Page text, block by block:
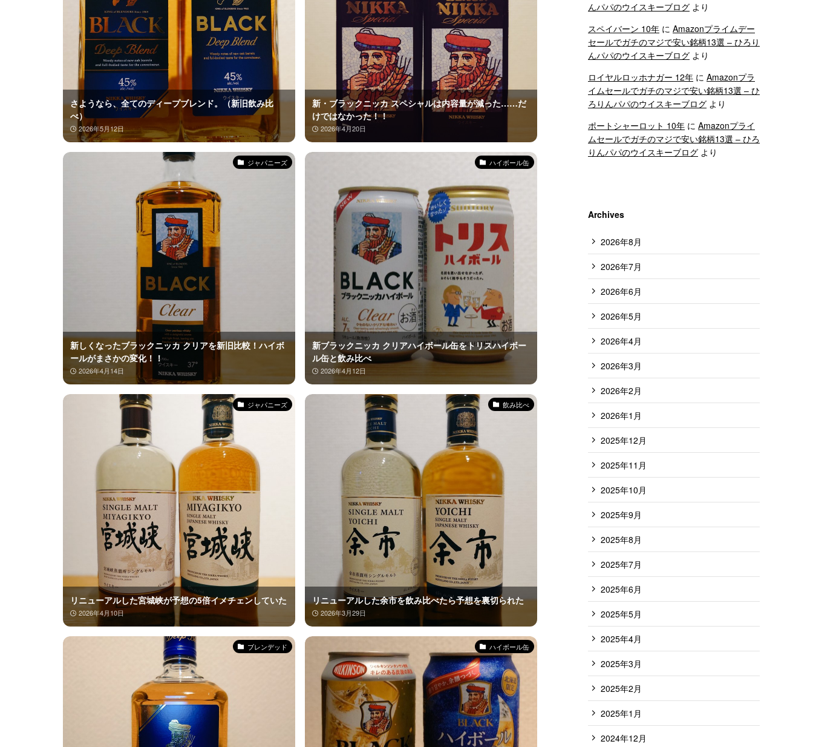
さようなら、全てのディープブレンド。（新旧飲み比
べ）
2026年5月12日
新・ブラックニッカ スペシャルは内容量が減った……だ
けではなかった！！
2026年4月20日
ジャパニーズ
新しくなったブラックニッカ クリアを新旧比較！ハイボ
ールがまさかの変化！！
2026年4月14日
ハイボール缶
新ブラックニッカ クリアハイボール缶をトリスハイボー
ル缶と飲み比べ
2026年4月12日
ジャパニーズ
リニューアルした宮城峡が予想の5倍イメチェンしていた
2026年4月10日
飲み比べ
リニューアルした余市を飲み比べたら予想を裏切られた
2026年3月29日
ブレンデッド ハイボール缶
んパパのウイスキーブログ より
スペイバーン 10年 に Amazonプライムデー
セールでガチのマジで安い銘柄13選 – ひろり
んパパのウイスキーブログ より
ロイヤルロッホナガー 12年 に Amazonプラ
イムセールでガチのマジで安い銘柄13選 – ひ
ろりんパパのウイスキーブログ より
ポートシャーロット 10年 に Amazonプライ
ムセールでガチのマジで安い銘柄13選 – ひろ
りんパパのウイスキーブログ より
Archives
2026年8月
2026年7月
2026年6月
2026年5月
2026年4月
2026年3月
2026年2月
2026年1月
2025年12月
2025年11月
2025年10月
2025年9月
2025年8月
2025年7月
2025年6月
2025年5月
2025年4月
2025年3月
2025年2月
2025年1月
2024年12月